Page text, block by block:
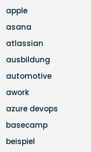
apple
asana
atlassian
ausbildung
automotive
awork
azure devops
basecamp
beispiel